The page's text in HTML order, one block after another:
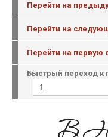
Перейти на
Перейти на
Перейти на первую
Быстрый переход к